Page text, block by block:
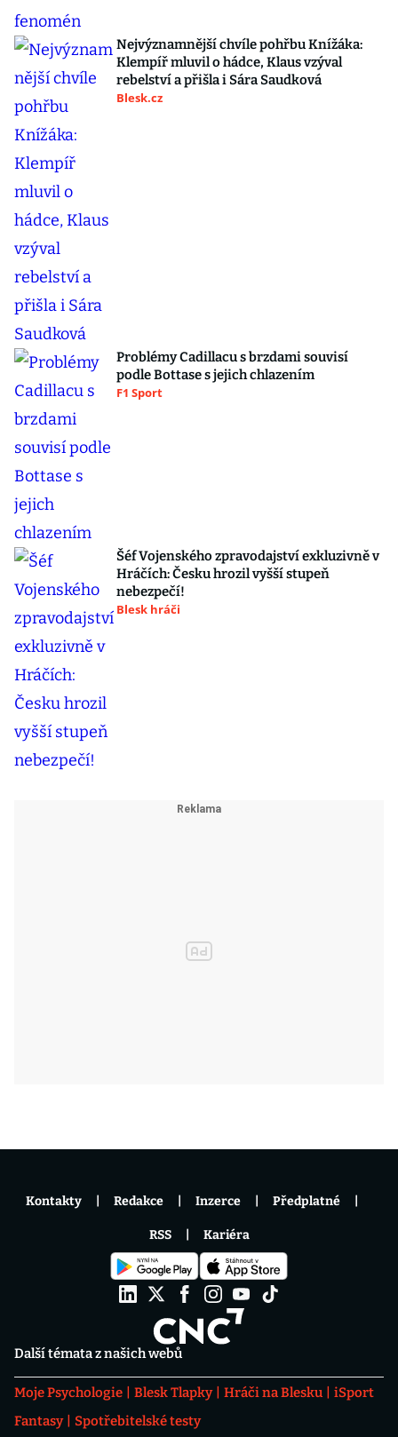
Nejvýznamnější chvíle pohřbu Knížáka:
Klempíř mluvil o hádce, Klaus vzýval
rebelství a přišla i Sára Saudková
Blesk.cz
Problémy Cadillacu s brzdami souvisí
podle Bottase s jejich chlazením
F1 Sport
Šéf Vojenského zpravodajství exkluzivně v
Hráčích: Česku hrozil vyšší stupeň
nebezpečí!
Blesk hráči
Další témata z našich webů
Moje Psychologie Blesk Tlapky Hráči na Blesku
iSport
Fantasy
Spotřebitelské testy
Kontakty Redakce Inzerce Předplatné
RSS Kariéra